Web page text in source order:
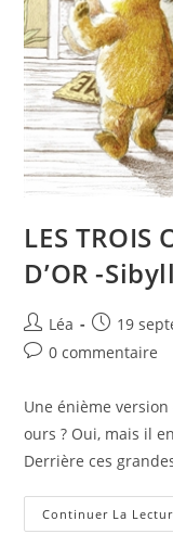
LES TROIS
D’OR -
Léa 19
0 commentaire
Une énième
ours ? Oui, mais il
Derrière ces
Continuer La